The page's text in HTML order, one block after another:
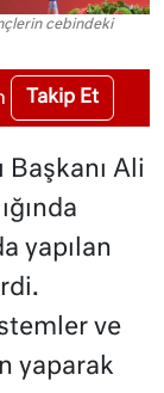
cebindeki
Takip Et
Başkanı Ali
yapılan
ve
yaparak